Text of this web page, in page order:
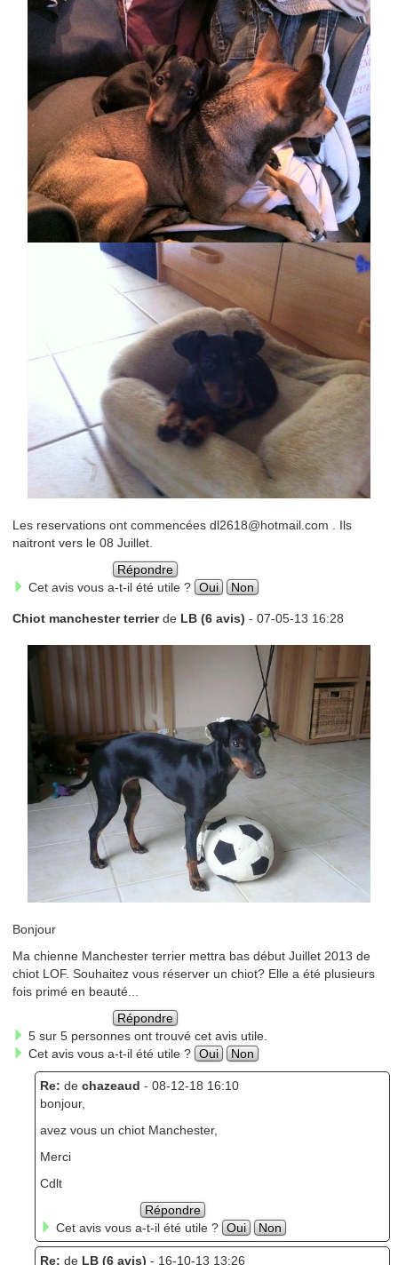
Les reservations ont commencées dl2618@hotmail.com . Ils
naitront vers le 08 Juillet.
Répondre
Cet avis vous a-t-il été utile ? Oui Non
Chiot manchester terrierde LB (6 avis) - 07-05-13 16:28
Bonjour
Ma chienne Manchester terrier mettra bas début Juillet 2013 de
chiot LOF. Souhaitez vous réserver un chiot? Elle a été plusieurs
fois primé en beauté...
Répondre
5 sur 5 personnes ont trouvé cet avis utile.
Cet avis vous a-t-il été utile ? Oui Non
Re: de chazeaud - 08-12-18 16:10
bonjour,
avez vous un chiot Manchester,
Merci
Cdlt
Répondre
Cet avis vous a-t-il été utile ? Oui Non
Re: de LB (6 avis) - 16-10-13 13:26